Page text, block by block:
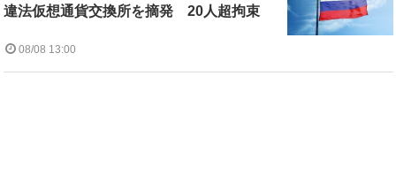
違法仮想通貨交換所を摘発 20人超拘束
08/08 13:00